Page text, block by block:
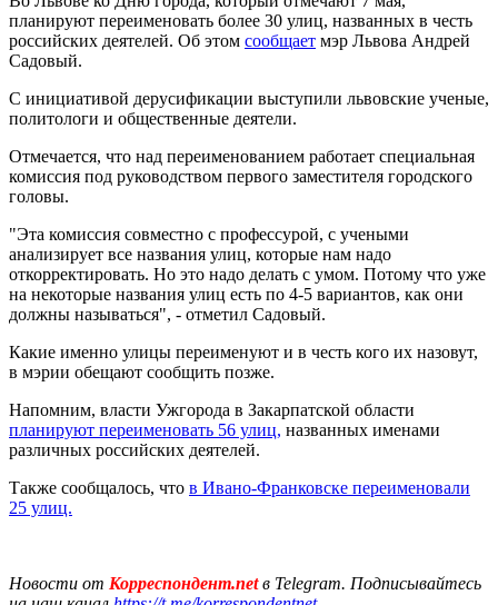
планируют переименовать более 30 улиц, названных в честь
российских деятелей. Об этом сообщает мэр Львова Андрей
Садовый.
С инициативой дерусификации выступили львовские ученые,
политологи и общественные деятели.
Отмечается, что над переименованием работает специальная
комиссия под руководством первого заместителя городского
головы.
"Эта комиссия совместно с профессурой, с учеными
анализирует все названия улиц, которые нам надо
откорректировать. Но это надо делать с умом. Потому что уже
на некоторые названия улиц есть по 4-5 вариантов, как они
должны называться", - отметил Садовый.
Какие именно улицы переименуют и в честь кого их назовут,
в мэрии обещают сообщить позже.
Напомним, власти Ужгорода в Закарпатской области
планируют переименовать 56 улиц, названных именами
различных российских деятелей.
Также сообщалось, что в Ивано-Франковске переименовали
25 улиц.
Новости от Корреспондент.netв Telegram. Подписывайтесь